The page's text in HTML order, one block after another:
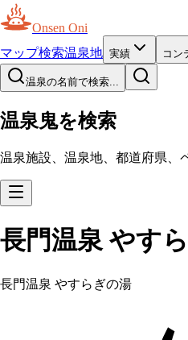
Onsen Oni
マップ検索温泉地 実績 コン
温泉の名前で検索...
温泉鬼を検索
温泉施設、温泉地、都道府県、
長門温泉 やす
長門温泉 やすらぎの湯